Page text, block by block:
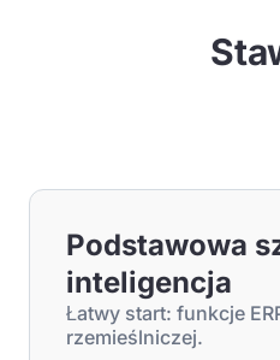
Podstawowa
inteligencja
Łatwy start: funkcje
rzemieślniczej.